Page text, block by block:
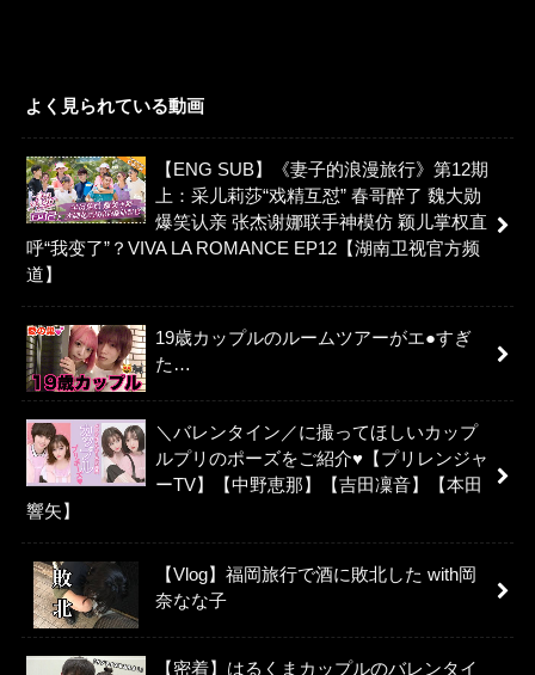
よく見られている動画
【ENG SUB】《妻子的浪漫旅行》第12期
上：采儿莉莎“戏精互怼” 春哥醉了 魏大勋
爆笑认亲 张杰谢娜联手神模仿 颖儿掌权直
呼“我变了”？VIVA LA ROMANCE EP12【湖南卫视官方频
道】
19歳カップルのルームツアーがエ●すぎ
た…
＼バレンタイン／に撮ってほしいカップ
ルプリのポーズをご紹介♥【プリレンジャ
ーTV】【中野恵那】【吉田凜音】【本田
響矢】
【Vlog】福岡旅行で酒に敗北した with岡
奈なな子
【密着】はるくまカップルのバレンタイ